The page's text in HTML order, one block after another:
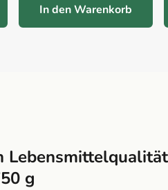
In den Warenkorb
g